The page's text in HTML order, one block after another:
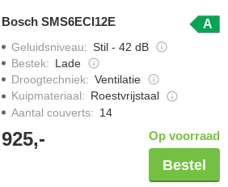
Bosch SMS6ECI12E A
Geluidsniveau: Stil - 42 dB
Bestek: Lade
Droogtechniek: Ventilatie
Kuipmateriaal: Roestvrijstaal
Aantal couverts: 14
925,- Op voorraad
Bestel